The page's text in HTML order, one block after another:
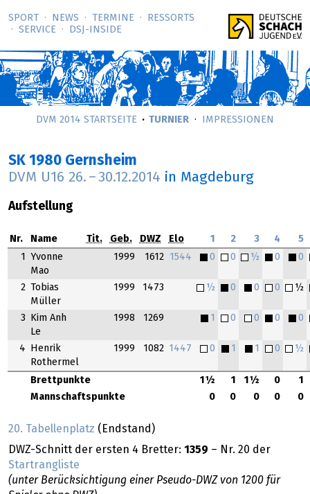
SPORT NEWS TERMINE
RESSORTS
SERVICE
DSJ-­INSIDE
DVM 2014 STARTSEITE TURNIER IMPRESSIONEN
SK 1980 Gernsheim
DVM U16 26. – 30.12.2014 in Magdeburg
Aufstellung
Nr. Name Tit. Geb. DWZ Elo 1 2 3 4 5
Brettpunkte 1½ 1 1½ 0
1
Mannschaftspunkte
0 0 0 0 0
1
Yvonne
Mao
1999 1612 1544 0 0 ½ 0 0
2
Tobias
Müller
1999 1473 ½ 0 0 0 ½
3
Kim Anh
Le
1998 1269 1 0 0 0 0
4
Henrik
Rothermel
1999 1082 1447 0 1 1 0 ½
20. Tabellenplatz (Endstand)
DWZ-Schnitt der ersten 4 Bretter: 1359 – Nr. 20 der
Startrangliste
(unter Berücksichtigung einer Pseudo-DWZ von 1200 für